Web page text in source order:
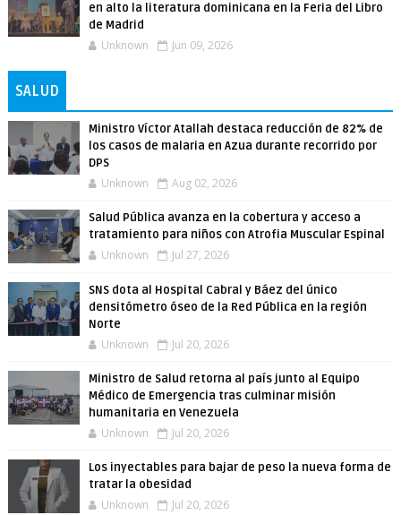
en alto la literatura dominicana en la Feria del Libro
de Madrid
Unknown Jun 09, 2026
SALUD
Ministro Víctor Atallah destaca reducción de 82% de
los casos de malaria en Azua durante recorrido por
DPS
Unknown Aug 02, 2026
Salud Pública avanza en la cobertura y acceso a
tratamiento para niños con Atrofia Muscular Espinal
Unknown Jul 27, 2026
SNS dota al Hospital Cabral y Báez del único
densitómetro óseo de la Red Pública en la región
Norte
Unknown Jul 20, 2026
Ministro de Salud retorna al país junto al Equipo
Médico de Emergencia tras culminar misión
humanitaria en Venezuela
Unknown Jul 20, 2026
Los inyectables para bajar de peso la nueva forma de
tratar la obesidad
Unknown Jul 20, 2026